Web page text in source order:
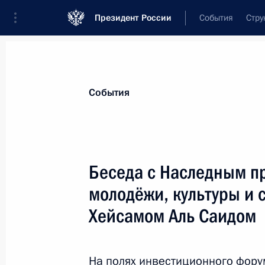
Президент России События
Магомедсалам Магомедов
Оман Мухаммедом Бен Саидом
26 ноября 2025 года, 18:00
События
Беседа с Наследным
молодёжи, культуры и
Хейсамом Аль Саидом
На полях инвестиционного